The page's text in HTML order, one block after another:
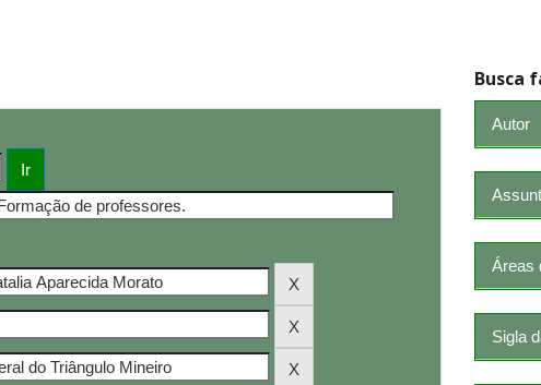
Busca
Autor
Áreas
Sigla